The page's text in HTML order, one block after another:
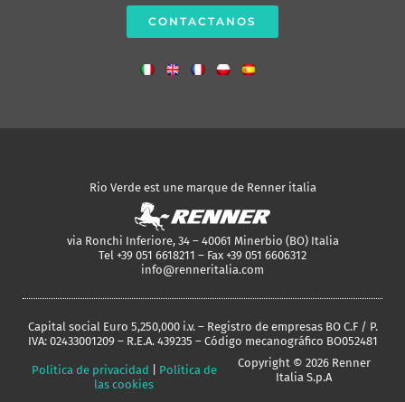
CONTACTANOS
Rio Verde est une marque de Renner italia
via Ronchi Inferiore, 34 – 40061 Minerbio (BO) Italia
Tel +39 051 6618211 – Fax +39 051 6606312
info@renneritalia.com
Capital social Euro 5,250,000 i.v. – Registro de empresas BO C.F / P.
IVA: 02433001209 – R.E.A. 439235 – Código mecanográfico BO052481
Política de privacidad
Política de
las cookies
Copyright © 2026 Renner
Italia S.p.A